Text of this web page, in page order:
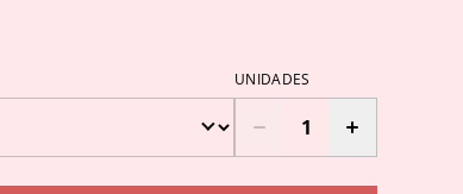
UNIDADES